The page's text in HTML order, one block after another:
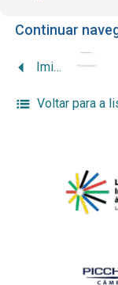
Continuar
Imigração italiana em Juiz de Fora: manutenção e perda linguística em perspectiva de representação
Voltar para a